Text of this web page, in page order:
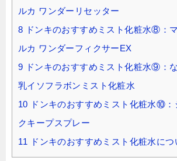
ルカ ワンダーリセッター
8 ドンキのおすすめミスト化粧水⑧：
ルカ ワンダーフィクサーEX
9 ドンキのおすすめミスト化粧水⑨：
乳イソフラボンミスト化粧水
10 ドンキのおすすめミスト化粧水⑩：
クキープスプレー
11
ドンキのおすすめミスト化粧水につ